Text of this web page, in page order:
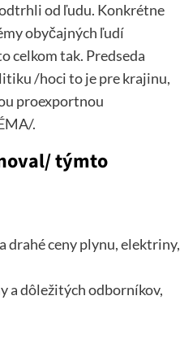
od ľudu. Konkrétne
obyčajných ľudí
celkom tak. Predseda
/hoci to je pre krajinu,
proexportnou
.
týmto
drahé ceny plynu, elektriny,
a dôležitých odborníkov,